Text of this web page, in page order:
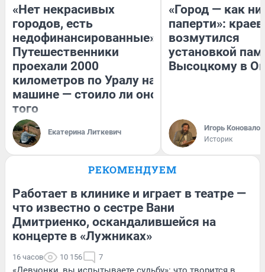
«Нет некрасивых
городов, есть
недофинансированные».
Путешественники
проехали 2000
километров по Уралу на
машине — стоило ли оно
того
Екатерина Литкевич
«Город — как
паперти»:
возмутился
установкой
Высоцкому в
Игорь Коновалов
Историк
РЕКОМЕНДУЕМ
Работает в клинике и играет в театре —
что известно о сестре Вани
Дмитриенко, оскандалившейся на
концерте в «Лужниках»
16 часов 10 156 7